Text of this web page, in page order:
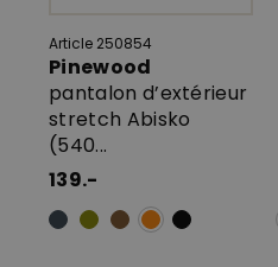
Article 250854
Pinewood
pantalon d’extérieur
stretch Abisko
(540...
139.-